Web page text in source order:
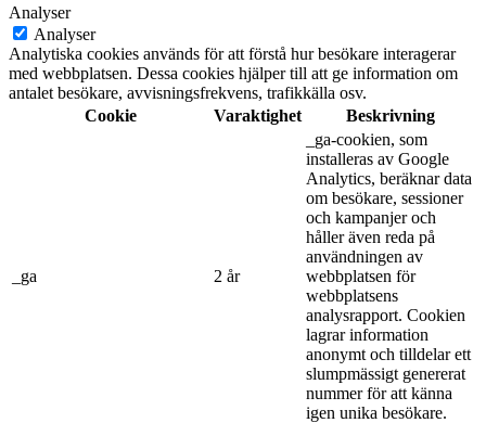
Analyser
Analyser
Analytiska cookies används för att förstå hur besökare interagerar
med webbplatsen. Dessa cookies hjälper till att ge information om
antalet besökare, avvisningsfrekvens, trafikkälla osv.
Cookie
Varaktighet Beskrivning
_ga 2 år
_ga-cookien, som
installeras av Google
Analytics, beräknar data
om besökare, sessioner
och kampanjer och
håller även reda på
användningen av
webbplatsen för
webbplatsens
analysrapport. Cookien
lagrar information
anonymt och tilldelar ett
slumpmässigt genererat
nummer för att känna
igen unika besökare.